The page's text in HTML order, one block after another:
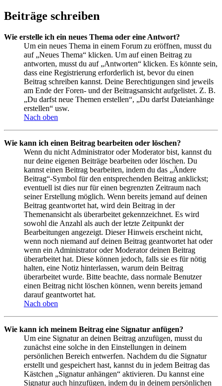
Beiträge schreiben
Wie erstelle ich ein neues Thema oder eine Antwort?
Um ein neues Thema in einem Forum zu eröffnen, musst du
auf „Neues Thema“ klicken. Um auf einen Beitrag zu
antworten, musst du auf „Antworten“ klicken. Es könnte sein,
dass eine Registrierung erforderlich ist, bevor du einen
Beitrag schreiben kannst. Deine Berechtigungen sind jeweils
am Ende der Foren- und der Beitragsansicht aufgelistet. Z. B.
„Du darfst neue Themen erstellen“, „Du darfst Dateianhänge
erstellen“ usw.
Nach oben
Wie kann ich einen Beitrag bearbeiten oder löschen?
Wenn du nicht Administrator oder Moderator bist, kannst du
nur deine eigenen Beiträge bearbeiten oder löschen. Du
kannst einen Beitrag bearbeiten, indem du das „Ändere
Beitrag“-Symbol für den entsprechenden Beitrag anklickst;
eventuell ist dies nur für einen begrenzten Zeitraum nach
seiner Erstellung möglich. Wenn bereits jemand auf deinen
Beitrag geantwortet hat, wird dein Beitrag in der
Themenansicht als überarbeitet gekennzeichnet. Es wird
sowohl die Anzahl als auch der letzte Zeitpunkt der
Bearbeitungen angezeigt. Dieser Hinweis erscheint nicht,
wenn noch niemand auf deinen Beitrag geantwortet hat oder
wenn ein Administrator oder Moderator deinen Beitrag
überarbeitet hat. Diese können jedoch, falls sie es für nötig
halten, eine Notiz hinterlassen, warum dein Beitrag
überarbeitet wurde. Bitte beachte, dass normale Benutzer
einen Beitrag nicht löschen können, wenn bereits jemand
darauf geantwortet hat.
Nach oben
Wie kann ich meinem Beitrag eine Signatur anfügen?
Um eine Signatur an deinen Beitrag anzufügen, musst du
zunächst eine solche in den Einstellungen in deinem
persönlichen Bereich entwerfen. Nachdem du die Signatur
erstellt und gespeichert hast, kannst du in jedem Beitrag das
Kästchen „Signatur anhängen“ aktivieren. Du kannst eine
Signatur auch hinzufügen, indem du in deinem persönlichen